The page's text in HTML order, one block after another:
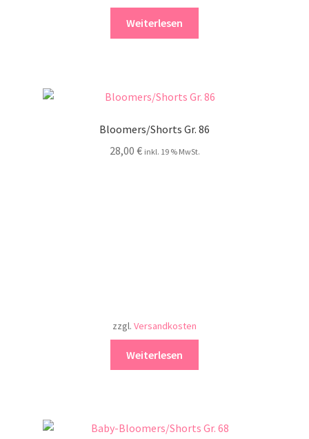
Weiterlesen
Bloomers/Shorts Gr. 86
28,00 € inkl. 19 % MwSt.
zzgl. Versandkosten
Weiterlesen